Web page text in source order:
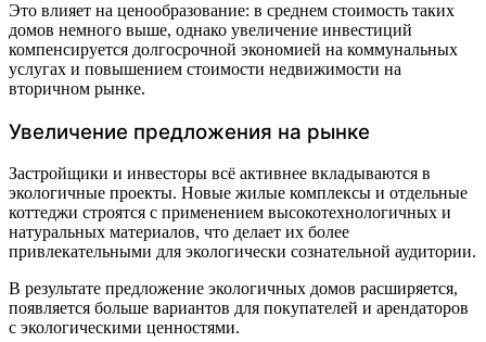
Это влияет на ценообразование: в среднем стоимость таких
домов немного выше, однако увеличение инвестиций
компенсируется долгосрочной экономией на коммунальных
услугах и повышением стоимости недвижимости на
вторичном рынке.
Увеличение предложения на рынке
Застройщики и инвесторы всё активнее вкладываются в
экологичные проекты. Новые жилые комплексы и отдельные
коттеджи строятся с применением высокотехнологичных и
натуральных материалов, что делает их более
привлекательными для экологически сознательной аудитории.
В результате предложение экологичных домов расширяется,
появляется больше вариантов для покупателей и арендаторов
с экологическими ценностями.